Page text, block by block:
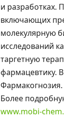
и разработках.
включающих
молекулярную
исследований
таргетную
фармацевтику.
Фармакогнозия.
Более
www.mobi-